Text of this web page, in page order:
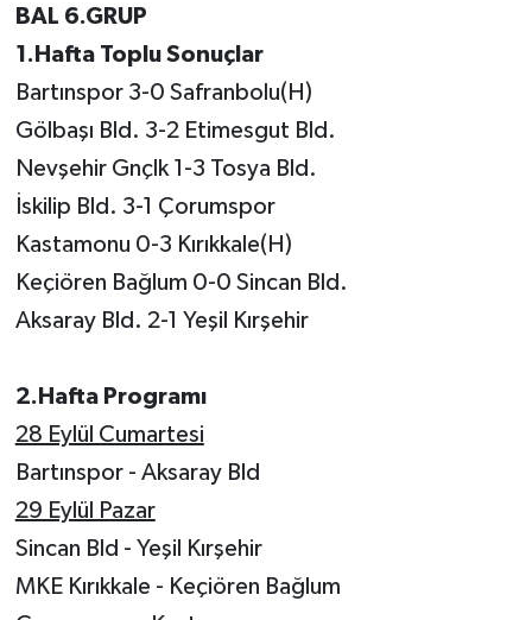
BAL 6.GRUP
1.Hafta Toplu Sonuçlar
Bartınspor 3-0 Safranbolu(H)
Gölbaşı Bld. 3-2 Etimesgut Bld.
Nevşehir Gnçlk 1-3 Tosya Bld.
İskilip Bld. 3-1 Çorumspor
Kastamonu 0-3 Kırıkkale(H)
Keçiören Bağlum 0-0 Sincan Bld.
Aksaray Bld. 2-1 Yeşil Kırşehir
2.Hafta Programı
28 Eylül Cumartesi
Bartınspor - Aksaray Bld
29 Eylül Pazar
Sincan Bld - Yeşil Kırşehir
MKE Kırıkkale - Keçiören Bağlum